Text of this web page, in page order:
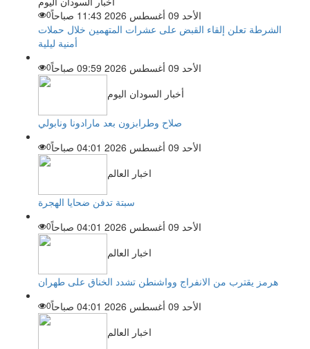
الأحد 09 أغسطس 2026 11:43 صباحاً
0
الشرطة تعلن إلقاء القبض على عشرات المتهمين خلال حملات
أمنية ليلية
الأحد 09 أغسطس 2026 09:59 صباحاً
0
أخبار السودان اليوم
صلاح وطرابزون بعد مارادونا ونابولي
الأحد 09 أغسطس 2026 04:01 صباحاً
0
اخبار العالم
سبتة تدفن ضحايا الهجرة
الأحد 09 أغسطس 2026 04:01 صباحاً
0
اخبار العالم
هرمز يقترب من الانفراج وواشنطن تشدد الخناق على طهران
الأحد 09 أغسطس 2026 04:01 صباحاً
0
اخبار العالم